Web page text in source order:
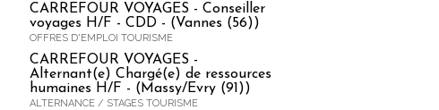
CARREFOUR VOYAGES - Conseiller
voyages H/F - CDD - (Vannes (56))
OFFRES D'EMPLOI TOURISME
CARREFOUR VOYAGES -
Alternant(e) Chargé(e) de ressources
humaines H/F - (Massy/Evry (91))
ALTERNANCE / STAGES TOURISME